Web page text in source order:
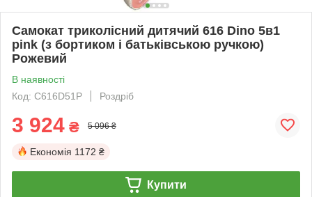
Самокат триколісний дитячий 616 Dino 5в1
pink (з бортиком і батьківською ручкою)
Рожевий
В наявності
Код: C616D51P
Роздріб
3 924 ₴ 5 096 ₴
Економія 1172 ₴
Купити